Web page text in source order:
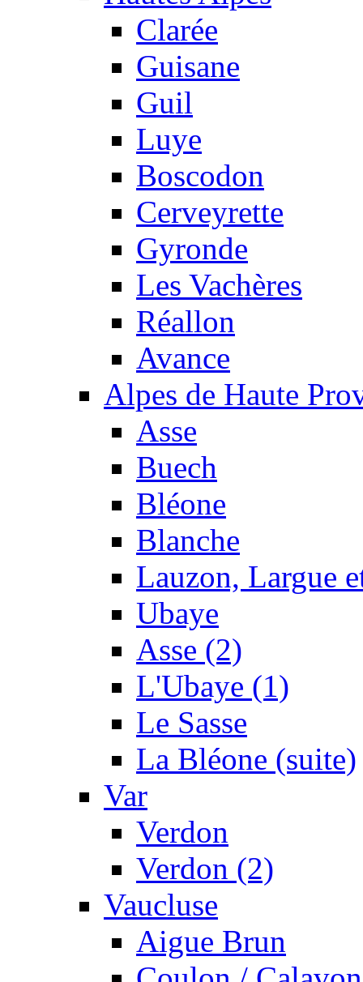
Clarée
Guisane
Guil
Luye
Boscodon
Cerveyrette
Gyronde
Les Vachères
Réallon
Avance
Alpes de Haute
Asse
Buech
Bléone
Blanche
Lauzon, Largue
Ubaye
Asse (2)
L'Ubaye (1)
Le Sasse
La Bléone (suite)
Var
Verdon
Verdon (2)
Vaucluse
Aigue Brun